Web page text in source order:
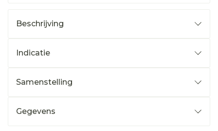
Beschrijving
Indicatie
Samenstelling
Gegevens